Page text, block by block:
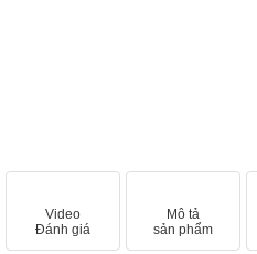
Video
Đánh giá
Mô tả
sản phẩm